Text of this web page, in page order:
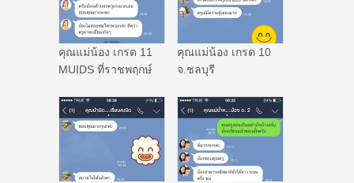
คุณแม่น้อง เกรด 11
MUIDS ที่ราชพฤกษ์
คุณแม่น้อง เกรด 10
จ.ชลบุรี